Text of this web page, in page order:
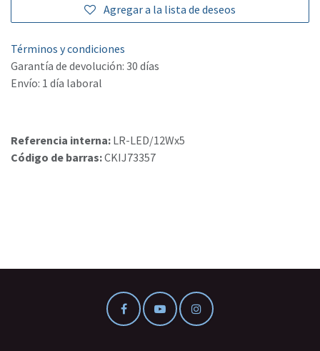
Agregar a la lista de deseos
Términos y condiciones
Garantía de devolución: 30 días
Envío: 1 día laboral
Referencia interna: LR-LED/12Wx5
Código de barras:CKIJ73357